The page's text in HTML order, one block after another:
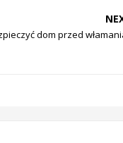
dom przed